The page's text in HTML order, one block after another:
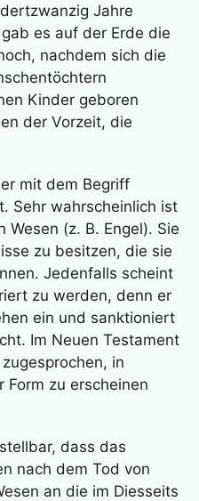
Jahre
es auf der Erde die
nachdem sich die
Kinder geboren
der Vorzeit, die
mit dem Begriff
Sehr wahrscheinlich ist
Wesen (z. B. Engel). Sie
zu besitzen, die sie
Jedenfalls scheint
zu werden, denn er
ein und sanktioniert
Im Neuen Testament
in
Form zu erscheinen
dass das
nach dem Tod von
an die im Diesseits